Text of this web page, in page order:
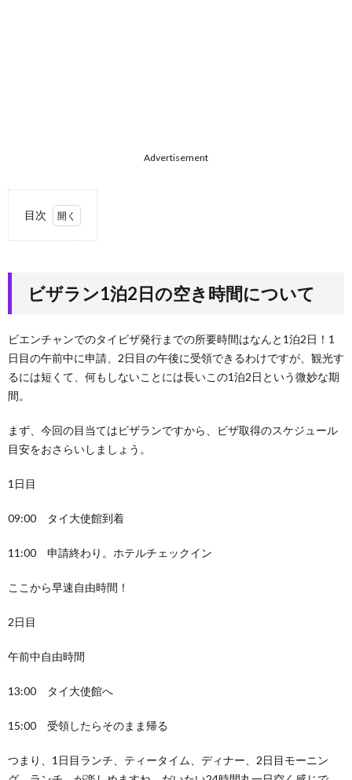
Advertisement
目次
1.
1泊2
日の
につ
いて
2.
識！
ビエ
ンチ
では
ツと
語が
る！
まず
っと
け！
オピ
ク」
ャン
ビザラン1泊2日の空き時間について
ビエンチャンでのタイビザ発行までの所要時間はなんと1泊2日！1
日目の午前中に申請、2日目の午後に受領できるわけですが、観光す
るには短くて、何もしないことには長いこの1泊2日という微妙な期
間。
まず、今回の目当てはビザランですから、ビザ取得のスケジュール
目安をおさらいしましょう。
1日目
09:00 タイ大使館到着
11:00 申請終わり。ホテルチェックイン
ここから早速自由時間！
2日目
午前中自由時間
13:00 タイ大使館へ
15:00 受領したらそのまま帰る
つまり、1日目ランチ、ティータイム、ディナー、2日目モーニン